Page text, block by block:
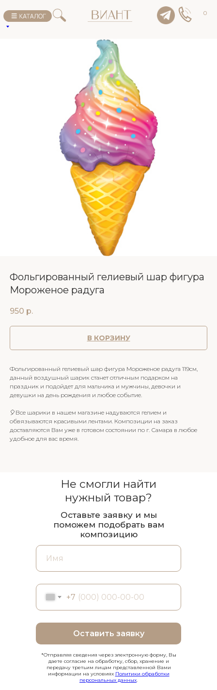
0
Фольгированный гелиевый шар фигура
Мороженое радуга
950 р.
В КОРЗИНУ
Фольгированный гелиевый шар фигура Мороженое радуга 119см,
данный воздушный шарик станет отличным подарком на
праздник и подойдет для мальчика и мужчины, девочки и
девушки на день рождения и любое событие.
🎈Все шарики в нашем магазине надуваются гелием и
обвязываются красивыми лентами. Композиции на заказ
доставляются Вам уже в готовом состоянии по г. Самара в любое
удобное для вас время.
+7
Оставить заявку
Не смогли найти
нужный товар?
Оставьте заявку и мы
поможем подобрать вам
композицию
*Отправляя сведения через электронную форму, Вы
даете согласие на обработку, сбор, хранение и
передачу третьим лицам представленной Вами
информации на условиях Политики обработки
персональных данных.